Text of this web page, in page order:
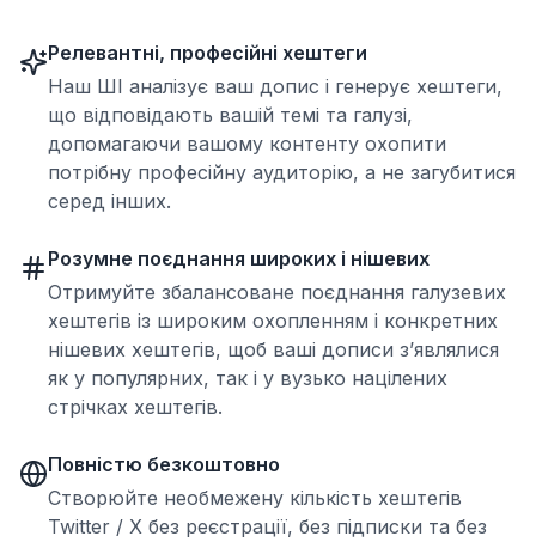
Релевантні, професійні хештеги
Наш ШІ аналізує ваш допис і генерує хештеги,
що відповідають вашій темі та галузі,
допомагаючи вашому контенту охопити
потрібну професійну аудиторію, а не загубитися
серед інших.
Розумне поєднання широких і нішевих
Отримуйте збалансоване поєднання галузевих
хештегів із широким охопленням і конкретних
нішевих хештегів, щоб ваші дописи з’являлися
як у популярних, так і у вузько націлених
стрічках хештегів.
Повністю безкоштовно
Створюйте необмежену кількість хештегів
Twitter / X без реєстрації, без підписки та без